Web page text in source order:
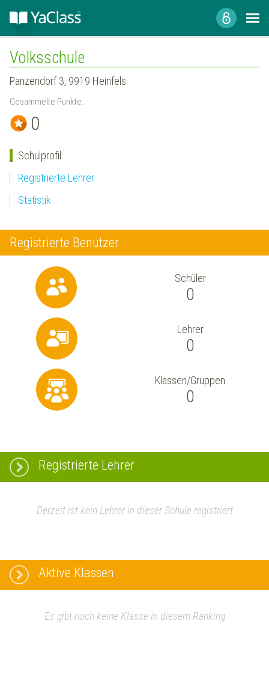
Volksschule
Panzendorf 3, 9919 Heinfels
Gesammelte Punkte:
0
Schulprofil
Registrierte Lehrer
Statistik
Registrierte Benutzer
Schüler
0
Lehrer
0
Klassen/Gruppen
0
Registrierte Lehrer
Derzeit ist kein Lehrer in dieser Schule registriert
Aktive Klassen
Es gibt noch keine Klasse in diesem Ranking